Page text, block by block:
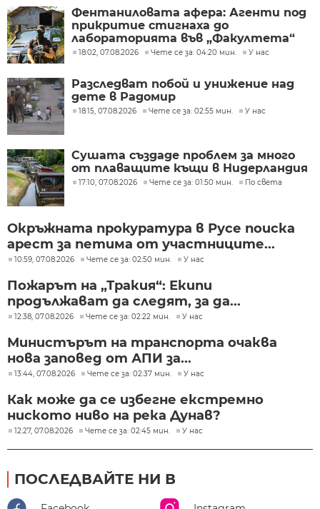
Фентаниловата афера: Агенти под
прикритие стигнаха до
лабораторията във „Факултета“
18:02, 07.08.2026 Чете се за: 04:20 мин. У нас
Разследват побой и унижение над
дете в Радомир
18:15, 07.08.2026 Чете се за: 02:55 мин. У нас
Сушата създаде проблем за много
от плаващите къщи в Нидерландия
17:10, 07.08.2026 Чете се за: 01:50 мин. По света
Окръжната прокуратура в Русе поиска
арест за петима от участниците...
10:59, 07.08.2026 Чете се за: 02:50 мин. У нас
Пожарът на „Тракия“: Екипи
продължават да следят, за да...
12:38, 07.08.2026 Чете се за: 02:22 мин. У нас
Министърът на транспорта очаква
нова заповед от АПИ за...
13:44, 07.08.2026 Чете се за: 02:37 мин. У нас
Как може да се избегне екстремно
ниското ниво на река Дунав?
12:27, 07.08.2026 Чете се за: 02:45 мин. У нас
ПОСЛЕДВАЙТЕ НИ В